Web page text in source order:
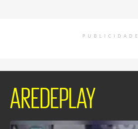
PUBLICIDADE
AREDEPLAY